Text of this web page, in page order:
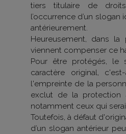
tiers titulaire de
l’occurrence d’un
antérieurement.
Heureusement, dans la
viennent compenser ce
Pour être protégés, le
caractère original,
l'empreinte de la
exclut de la protection
notamment ceux qui
Toutefois, à défaut
d’un slogan antérieur